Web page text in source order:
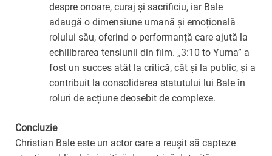
despre onoare, curaj și sacrificiu, iar Bale
adaugă o dimensiune umană și emoțională
rolului său, oferind o performanță care ajută la
echilibrarea tensiunii din film. „3:10 to Yuma” a
fost un succes atât la critică, cât și la public, și a
contribuit la consolidarea statutului lui Bale în
roluri de acțiune deosebit de complexe.
Concluzie
Christian Bale este un actor care a reușit să capteze